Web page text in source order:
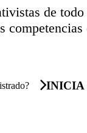
de
INICIA